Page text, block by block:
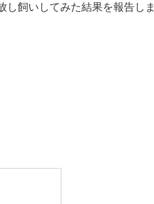
し飼いしてみた結果を報告しま